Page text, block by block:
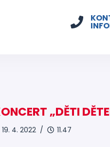
„DĚTI
19. 4. 2022 / 11.47